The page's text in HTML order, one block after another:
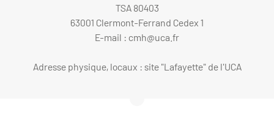
TSA 80403
63001 Clermont-Ferrand Cedex 1
E-mail : cmh@uca.fr
Adresse physique, locaux : site "Lafayette" de l'UCA